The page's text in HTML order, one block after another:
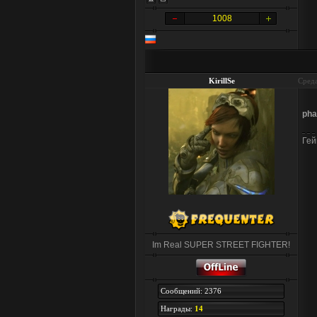
1008
KirillSe
Im Real SUPER STREET FIGHTER!
Сообщений: 2376
Награды: 14